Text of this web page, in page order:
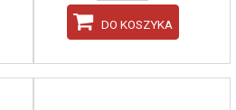
DO KOSZYKA